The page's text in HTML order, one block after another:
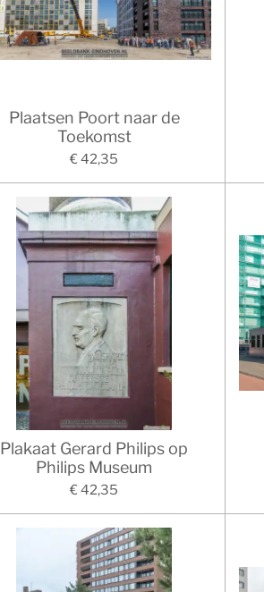
Plaatsen Poort naar de
Toekomst
€ 42,35
Plakaat Gerard Philips op
Philips Museum
€ 42,35